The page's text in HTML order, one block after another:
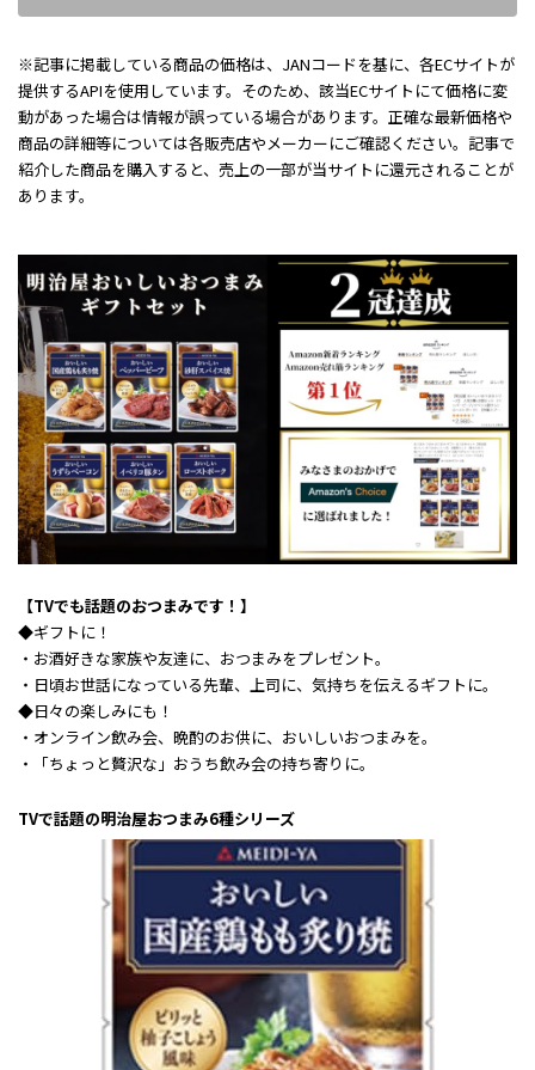
※記事に掲載している商品の価格は、JANコードを基に、各ECサイトが
提供するAPIを使用しています。そのため、該当ECサイトにて価格に変
動があった場合は情報が誤っている場合があります。正確な最新価格や
商品の詳細等については各販売店やメーカーにご確認ください。記事で
紹介した商品を購入すると、売上の一部が当サイトに還元されることが
あります。
【TVでも話題のおつまみです！】
◆ギフトに！
・お酒好きな家族や友達に、おつまみをプレゼント。
・日頃お世話になっている先輩、上司に、気持ちを伝えるギフトに。
◆日々の楽しみにも！
・オンライン飲み会、晩酌のお供に、おいしいおつまみを。
・「ちょっと贅沢な」おうち飲み会の持ち寄りに。
TVで話題の明治屋おつまみ6種シリーズ